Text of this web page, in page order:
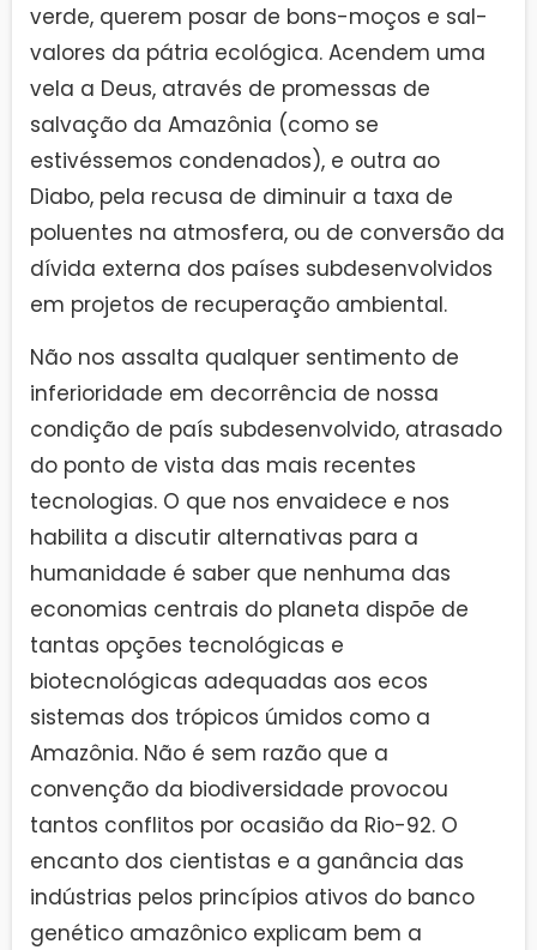
verde, querem posar de bons-moços e sal-
valores da pátria ecológica. Acendem uma
vela a Deus, através de promessas de
salvação da Amazônia (como se
estivéssemos condenados), e outra ao
Diabo, pela recusa de diminuir a taxa de
poluentes na atmosfera, ou de conversão da
dívida externa dos países subdesenvolvidos
em projetos de recuperação ambiental.
Não nos assalta qualquer sentimento de
inferioridade em decorrência de nossa
condição de país subdesenvolvido, atrasado
do ponto de vista das mais recentes
tecnologias. O que nos envaidece e nos
habilita a discutir alternativas para a
humanidade é saber que nenhuma das
economias centrais do planeta dispõe de
tantas opções tecnológicas e
biotecnológicas adequadas aos ecos
sistemas dos trópicos úmidos como a
Amazônia. Não é sem razão que a
convenção da biodiversidade provocou
tantos conflitos por ocasião da Rio-92. O
encanto dos cientistas e a ganância das
indústrias pelos princípios ativos do banco
genético amazônico explicam bem a